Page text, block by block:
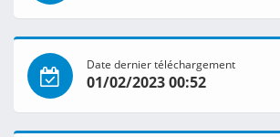
Date dernier téléchargement
01/02/2023 00:52